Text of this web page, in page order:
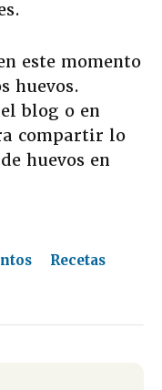
este momento
huevos.
blog o en
compartir lo
huevos en
Recetas